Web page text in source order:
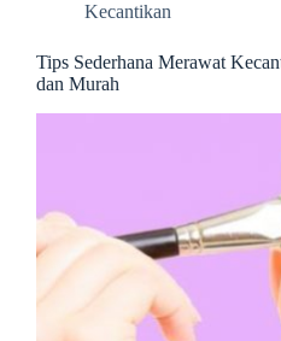
Kecantikan
Tips Sederhana Merawat
dan Murah